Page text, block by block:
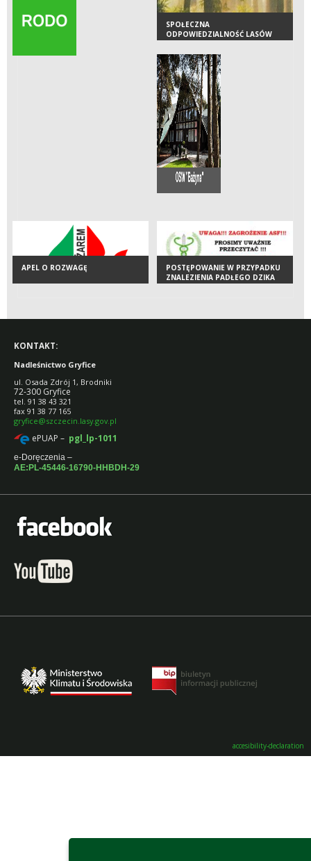
SPOŁECZNA
ODPOWIEDZIALNOŚĆ LASÓW
PAŃSTWOWYCH
APEL O ROZWAGĘ
POSTĘPOWANIE W PRZYPADKU
ZNALEZIENIA PADŁEGO DZIKA
KONTAKT:
Nadleśnictwo Gryfice
ul. Osada Zdrój 1, Brodniki
72-300 Gryfice
tel. 91 38 43 321
fax 91 38 77 165
gryfice@szczecin.lasy.gov.pl
ePUAP – pgl_lp-1011
e-Doręczenia –
AE:PL-45446-16790-HHBDH-29
accesibility-declaration